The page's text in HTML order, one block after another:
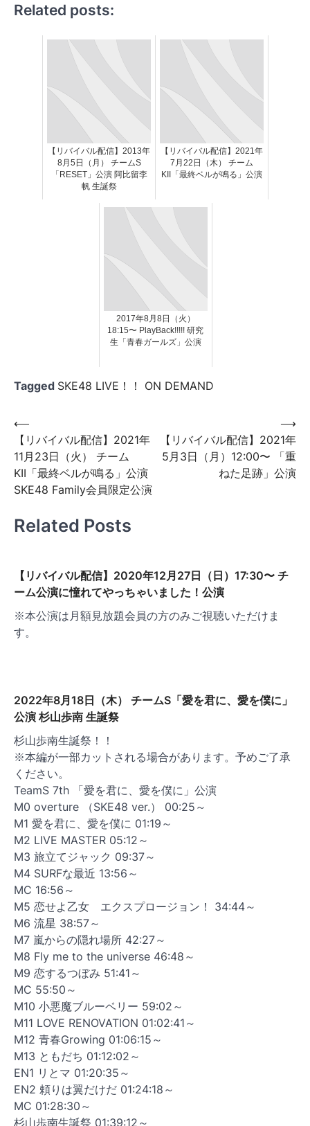
Related posts:
【リバイバル配信】2013年
8月5日（月） チームS
「RESET」公演 阿比留李
帆 生誕祭
【リバイバル配信】2021年
7月22日（木） チーム
KII「最終ベルが鳴る」公演
2017年8月8日（火）
18:15〜 PlayBack!!!!! 研究
生「青春ガールズ」公演
Tagged SKE48 LIVE！！ ON DEMAND
投
稿
ナ
ビ
ー
ョ
ン
⟵
【リバイバル配信】2021年
11月23日（火） チーム
KII「最終ベルが鳴る」公演
SKE48 Family会員限定公演
【リバイバル配信】2021年
5月3日（月）12:00〜 「重
ねた足跡」公演
⟶
Related Posts
【リバイバル配信】2020年12月27日（日）17:30〜 チ
ーム公演に憧れてやっちゃいました！公演
※本公演は月額見放題会員の方のみご視聴いただけま
す。
2022年8月18日（木） チームS「愛を君に、愛を僕に」
公演 杉山歩南 生誕祭
杉山歩南生誕祭！！
※本編が一部カットされる場合があります。予めご了承
ください。
TeamS 7th 「愛を君に、愛を僕に」公演
M0 overture （SKE48 ver.） 00:25～
M1 愛を君に、愛を僕に 01:19～
M2 LIVE MASTER 05:12～
M3 旅立てジャック 09:37～
M4 SURFな最近 13:56～
MC 16:56～
M5 恋せよ乙女 エクスプロージョン！ 34:44～
M6 流星 38:57～
M7 嵐からの隠れ場所 42:27～
M8 Fly me to the universe 46:48～
M9 恋するつぼみ 51:41～
MC 55:50～
M10 小悪魔ブルーベリー 59:02～
M11 LOVE RENOVATION 01:02:41～
M12 青春Growing 01:06:15～
M13 ともだち 01:12:02～
EN1 リとマ 01:20:35～
EN2 頼りは翼だけだ 01:24:18～
MC 01:28:30～
杉山歩南生誕祭 01:39:12～